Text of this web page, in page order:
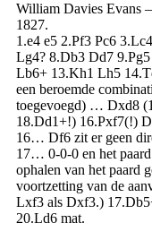
William Davies Evans
1827.
1.e4 e5 2.Pf3 Pc6
Lg4? 8.Db3 Dd7
Lb6+ 13.Kh1 Lh5
een beroemde
toegevoegd) … Dxd8
18.Dd1+!) 16.Pxf7(!)
16… Df6 zit er geen
17… 0-0-0 en het paard
ophalen van het paard
voortzetting van de
Lxf3 als Dxf3.)
20.Ld6 mat.